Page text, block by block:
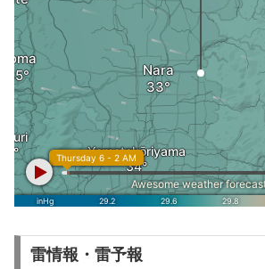
雷情報・雷予報